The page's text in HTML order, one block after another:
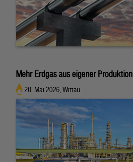
Mehr Erdgas aus eigener Produktion
20. Mai 2026, Wittau